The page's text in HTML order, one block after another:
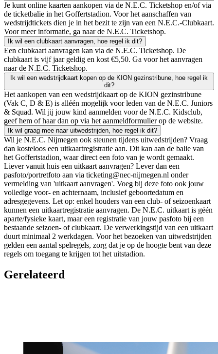
Je kunt online kaarten aankopen via de N.E.C. Ticketshop en/of via
de ticketbalie in het Goffertstadion. Voor het aanschaffen van
wedstrijdtickets dien je in het bezit te zijn van een N.E.C.-Clubkaart.
Voor meer informatie, ga naar de N.E.C. Ticketshop.
Ik wil een clubkaart aanvragen, hoe regel ik dit?
Een clubkaart aanvragen kan via de N.E.C. Ticketshop. De
clubkaart is vijf jaar geldig en kost €5,50. Ga voor het aanvragen
naar de N.E.C. Ticketshop.
Ik wil een wedstrijdkaart kopen op de KION gezinstribune, hoe regel ik
dit?
Het aankopen van een wedstrijdkaart op de KION gezinstribune
(Vak C, D & E) is alléén mogelijk voor leden van de N.E.C. Juniors
& Squad. Wil jij jouw kind aanmelden voor de N.E.C. Kidsclub,
geef hem of haar dan op via het aanmeldformulier op de website.
Ik wil graag mee naar uitwedstrijden, hoe regel ik dit?
Wil je N.E.C. Nijmegen ook steunen tijdens uitwedstrijden? Vraag
dan kosteloos een uitkaartregistratie aan. Dit kan aan de balie van
het Goffertstadion, waar direct een foto van je wordt gemaakt.
Liever vanuit huis een uitkaart aanvragen? Lever dan een
pasfoto/portretfoto aan via ticketing@nec-nijmegen.nl onder
vermelding van 'uitkaart aanvragen'. Voeg bij deze foto ook jouw
volledige voor- en achternaam, inclusief geboortedatum en
adresgegevens. Let op: enkel houders van een club- of seizoenkaart
kunnen een uitkaartregistratie aanvragen. De N.E.C. uitkaart is géén
aparte/fysieke kaart, maar een registratie van jouw pasfoto bij een
bestaande seizoen- of clubkaart. De verwerkingstijd van een uitkaart
duurt minimaal 2 werkdagen. Voor het bezoeken van uitwedstrijden
gelden een aantal spelregels, zorg dat je op de hoogte bent van deze
regels om toegang te krijgen tot het uitstadion.
Gerelateerd